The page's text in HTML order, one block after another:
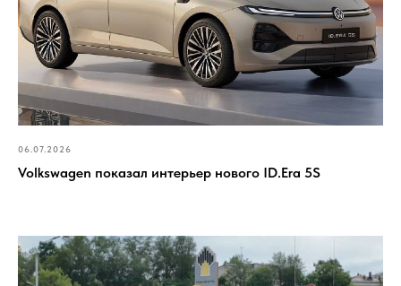
06.07.2026
Volkswagen показал интерьер нового ID.Era 5S